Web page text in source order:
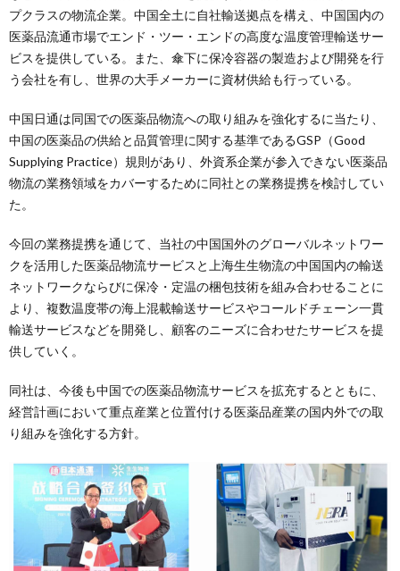
プクラスの物流企業。中国全土に自社輸送拠点を構え、中国国内の
医薬品流通市場でエンド・ツー・エンドの高度な温度管理輸送サー
ビスを提供している。また、傘下に保冷容器の製造および開発を行
う会社を有し、世界の大手メーカーに資材供給も行っている。
中国日通は同国での医薬品物流への取り組みを強化するに当たり、
中国の医薬品の供給と品質管理に関する基準であるGSP（Good
Supplying Practice）規則があり、外資系企業が参入できない医薬品
物流の業務領域をカバーするために同社との業務提携を検討してい
た。
今回の業務提携を通じて、当社の中国国外のグローバルネットワー
クを活用した医薬品物流サービスと上海生生物流の中国国内の輸送
ネットワークならびに保冷・定温の梱包技術を組み合わせることに
より、複数温度帯の海上混載輸送サービスやコールドチェーン一貫
輸送サービスなどを開発し、顧客のニーズに合わせたサービスを提
供していく。
同社は、今後も中国での医薬品物流サービスを拡充するとともに、
経営計画において重点産業と位置付ける医薬品産業の国内外での取
り組みを強化する方針。